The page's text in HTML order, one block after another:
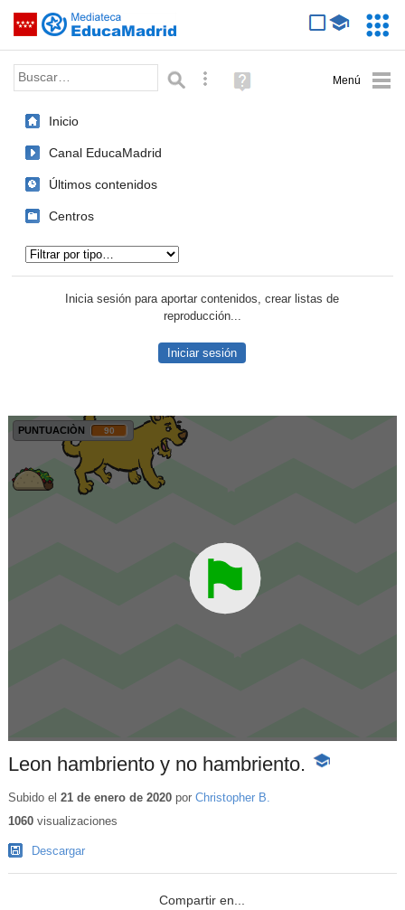
Saltar navegación
Palabra o frase: Búsqueda avanzada
Ayuda
(en
Inicio
Canal EducaMadrid
Últimos contenidos
Centros
Inicia sesión para aportar contenidos, crear listas de
reproducción...
Iniciar sesión
Leon hambriento y no hambriento.
-
Subido el 21 de enero de 2020por Christopher B.
1060visualizaciones
Descargar